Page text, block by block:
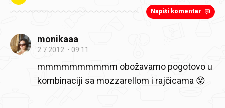
Napiši komentar
monikaaa
2.7.2012. 09:11
mmmmmmmmmm obožavamo pogotovo u
kombinaciji sa mozzarellom i rajčicama 😵